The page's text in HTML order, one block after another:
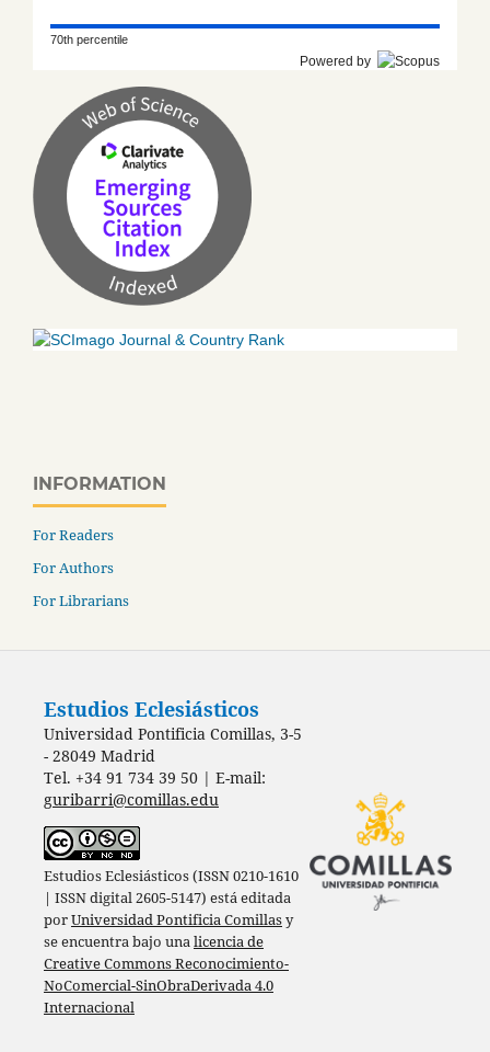
70th percentile
Powered by
INFORMATION
For Readers
For Authors
For Librarians
Estudios Eclesiásticos
Universidad Pontificia Comillas, 3-5
- 28049 Madrid
Tel. +34 91 734 39 50 | E-mail:
guribarri@comillas.edu
Estudios Eclesiásticos (ISSN 0210-1610
| ISSN digital 2605-5147) está editada
porUniversidad Pontificia Comillasy
se encuentra bajo unalicencia de
Creative Commons Reconocimiento-
NoComercial-SinObraDerivada 4.0
Internacional